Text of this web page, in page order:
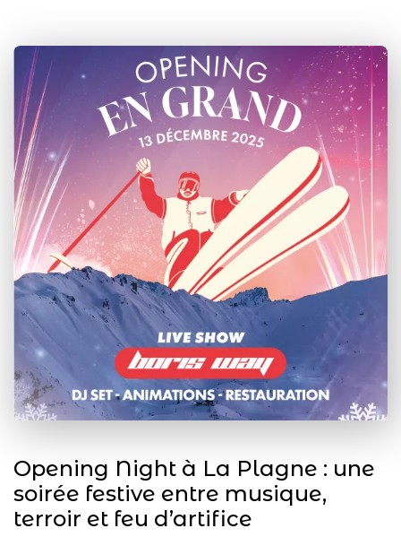
Opening Night à La Plagne : une
soirée festive entre musique,
terroir et feu d’artifice